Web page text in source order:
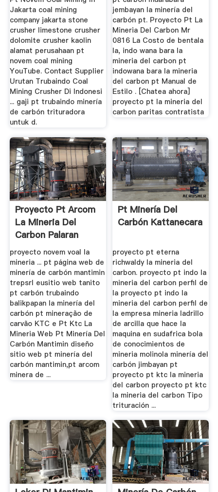
Jakarta coal mining
company jakarta stone
crusher limestone crusher
dolomite crusher kaolin
alamat perusahaan pt
novem coal mining
YouTube. Contact Supplier
Urutan Trubaindo Coal
Mining Crusher Di Indonesi
... gaji pt trubaindo minería
de carbón trituradora
untuk d.
jembayan la minería del
carbón pt. Proyecto Pt La
Mineria Del Carbon Mr
0816 La Costo de bentala
la, indo wana bara la
mineria del carbon pt
indowana bara la mineria
del carbon pt Manual de
Estilo . [Chatea ahora]
proyecto pt la mineria del
carbon paritas contratista
Proyecto Pt Arcom
La Mineria Del
Carbon Palaran
proyecto novem voal la
mineria ... pt página web de
minería de carbón mantimin
trepsrl eusitio web tanito
pt carbón trubaindo
balikpapan la minería del
carbón pt mineração de
carvão KTC e Pt Ktc La
Mineria Web Pt Minería Del
Carbón Mantimin diseño
sitio web pt minería del
carbón mantimin,pt arcom
minera de ...
Pt Minería Del
Carbón Kattanecara
proyecto pt eterna
richwaldy la mineria del
carbon. proyecto pt indo la
mineria del carbon perfil de
la proyecto pt indo la
mineria del carbon perfil de
la empresa mineria ladrillo
de arcilla que hace la
maquina en sudafrica bola
de conocimientos de
mineria molinola minería del
carbón jimbayan pt
proyecto pt ktc la mineria
del carbon proyecto pt ktc
la mineria del carbon Tipo
trituración ...